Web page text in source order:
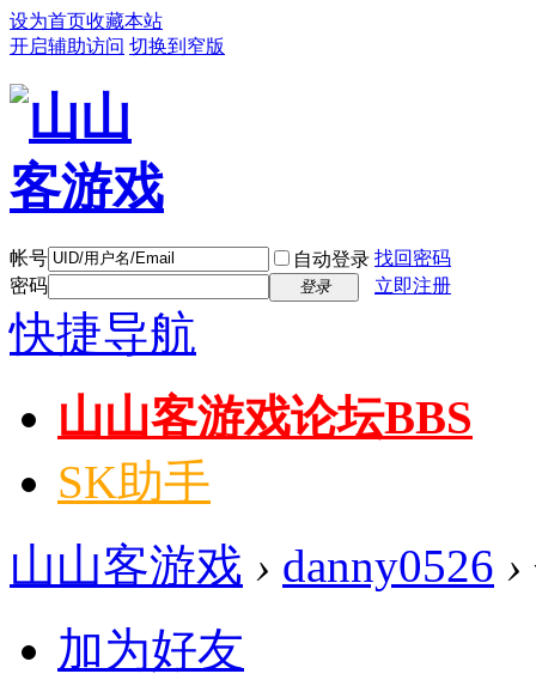
设为首页收藏本站
开启辅助访问 切换到窄版
帐号 自动登录 找回密码
密码
登录 立即注册
快捷导航
山山客游戏论坛BBS
SK助手
山山客游戏 › danny0526 ›
加为好友